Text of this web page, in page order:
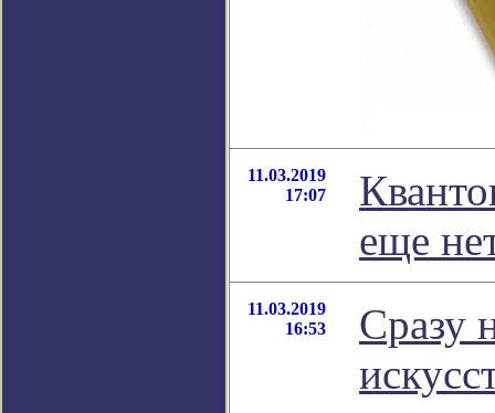
11.03.2019
17:07
еще
11.03.2019
16:53
Сразу